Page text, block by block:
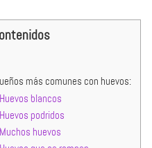
más comunes con huevos:
Huevos blancos
Huevos podridos
Muchos huevos